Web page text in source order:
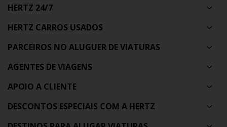
HERTZ 24/7
HERTZ CARROS USADOS
PARCEIROS NO ALUGUER DE VIATURAS
AGENTES DE VIAGENS
APOIO A CLIENTE
DESCONTOS ESPECIAIS COM A HERTZ